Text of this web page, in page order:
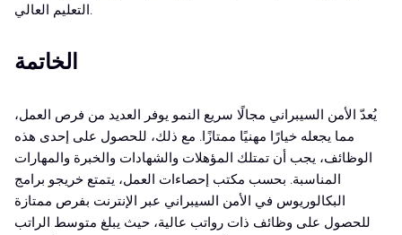
التعليم العالي.
الخاتمة
يُعدّ الأمن السيبراني مجالًا سريع النمو يوفر العديد من فرص العمل،
مما يجعله خيارًا مهنيًا ممتازًا. مع ذلك، للحصول على إحدى هذه
الوظائف، يجب أن تمتلك المؤهلات والشهادات والخبرة والمهارات
المناسبة. بحسب مكتب إحصاءات العمل، يتمتع خريجو برامج
البكالوريوس في الأمن السيبراني عبر الإنترنت بفرص ممتازة
للحصول على وظائف ذات رواتب عالية، حيث يبلغ متوسط الراتب